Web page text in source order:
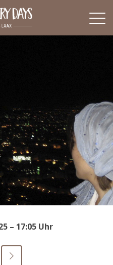
– 17:05 Uhr